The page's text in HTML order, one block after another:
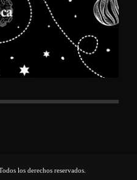
los derechos reservados.